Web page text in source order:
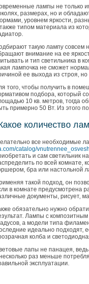
лампы не только
размерах, но и
уровнем яркости,
типом материала из
такую лампу совсем
внимание на ее
и тип светильника в
лампочка не сможет
ее выхода из строя,
того, чтобы получить в
подбора, который
10 кв. метров, тогда
примерно 50 Вт. Из этого
количество
все необходимые
catalog/
и сам светильник
по всей комнате,
бра или настольной
такой подход, он
в комнате предусмотрена
документы, рисует,
обязательно нужно
Лампы с
а модели типа
идеально подходят,
колба и
лапы не панацея, ведь
раз меньше
эксплуатации.